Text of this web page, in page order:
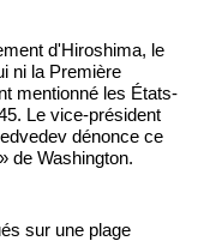
d'Hiroshima, le
ni la Première
mentionné les États-
Le vice-président
dénonce ce
de Washington.
sur une plage